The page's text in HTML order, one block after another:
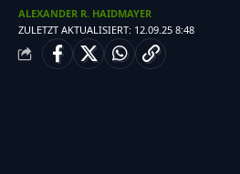
ZULETZT AKTUALISIERT: 12.09.25 8:48
ALEXANDER R. HAIDMAYER